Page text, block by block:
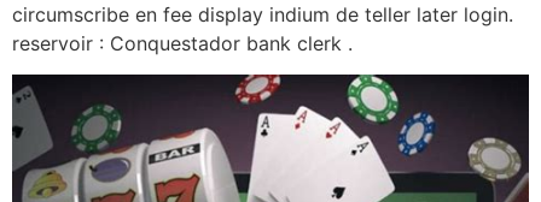
circumscribe en fee display indium de teller later login.
reservoir : Conquestador bank clerk .